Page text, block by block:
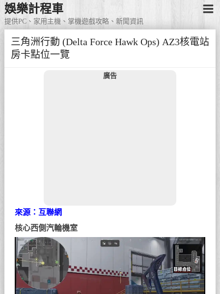
娛樂計程車
提供PC、家用主機、掌機遊戲攻略、新聞資訊
三角洲行動 (Delta Force Hawk Ops) AZ3核電站
房卡點位一覽
廣告
來源：互聯網
核心西側汽輪機室